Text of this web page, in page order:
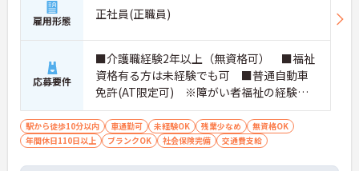
雇用形態 正社員(正職員)
応募要件
■介護職経験2年以上（無資格可） ■福祉
資格有る方は未経験でも可 ■普通自動車
免許(AT限定可) ※障がい者福祉の経験は
不問です。※実務経験2年以上の方、障がい
者福祉に関する経験をお持ちの方大歓迎
駅から徒歩10分以内 車通勤可 未経験OK 残業少なめ
無資格OK
年間休日110日以上
ブランクOK 社会保険完備 交通費支給